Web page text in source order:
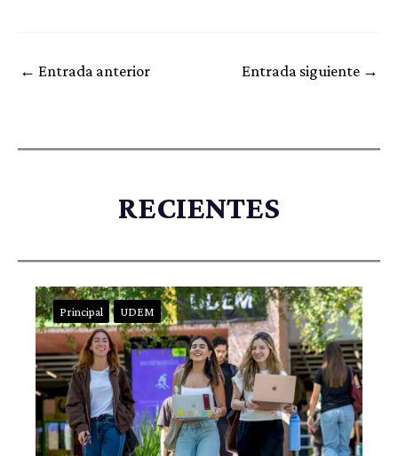
← Entrada anterior Entrada siguiente →
RECIENTES
Principal UDEM